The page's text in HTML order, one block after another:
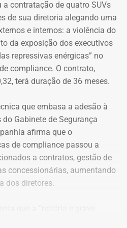
RJ)
com viagens ao
de julho de 2026, a base
milhões em pagamentos
total, R$ 69,45 milhões
deslocamentos dentro do
viagens ao exterior.
o crescimento no
o governo autorizou quase
de 15 mil registradas no
contratação de quatro SUVs
de sua diretoria alegando uma
e internos: a violência do
da exposição dos executivos
repressivas enérgicas” no
compliance. O contrato,
terá duração de 36 meses.
que embasa a adesão à
Gabinete de Segurança
afirma que o
de compliance passou a
a contratos, gestão de
concessionárias, aumentando
dos diretores.
especialmente no